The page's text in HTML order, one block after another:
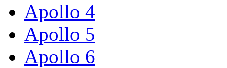
Apollo 4
Apollo 5
Apollo 6